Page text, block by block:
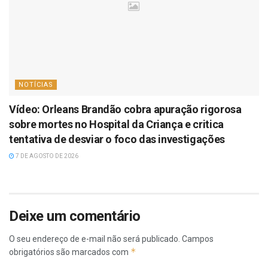
NOTÍCIAS
Vídeo: Orleans Brandão cobra apuração rigorosa
sobre mortes no Hospital da Criança e critica
tentativa de desviar o foco das investigações
7 DE AGOSTO DE 2026
Deixe um comentário
O seu endereço de e-mail não será publicado. Campos
obrigatórios são marcados com *